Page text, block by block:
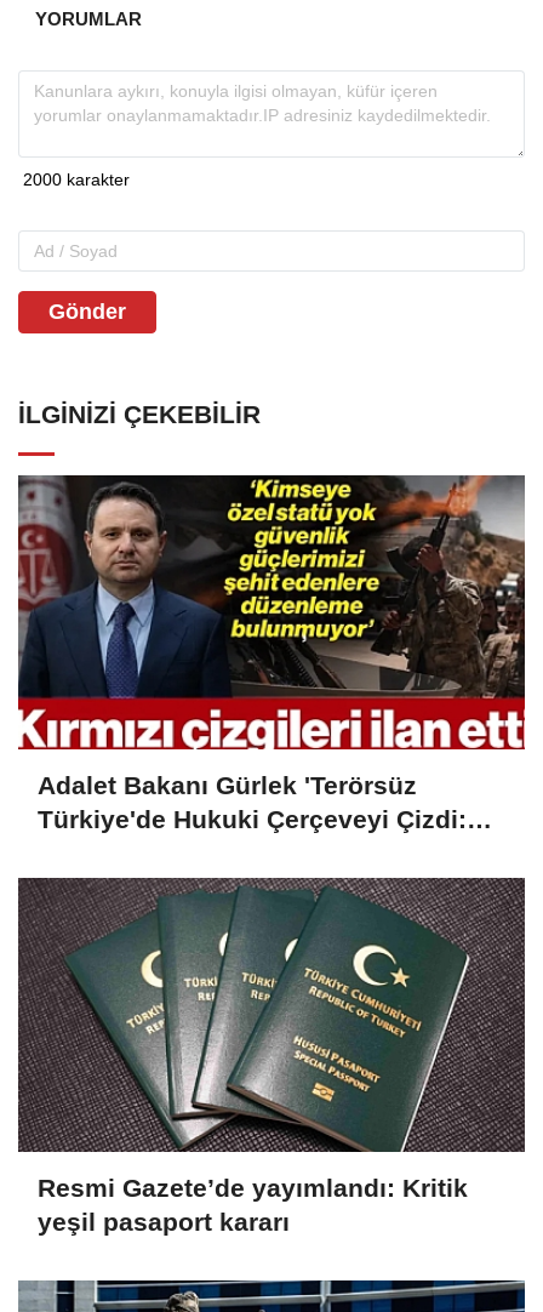
planlanıyor.
YORUMLAR
Gönder
İLGINIZI ÇEKEBILIR
Adalet Bakanı Gürlek 'Terörsüz
Türkiye'de Hukuki Çerçeveyi Çizdi:
'Hiçbir Kişiye Özel Statü Tanınmıyor'